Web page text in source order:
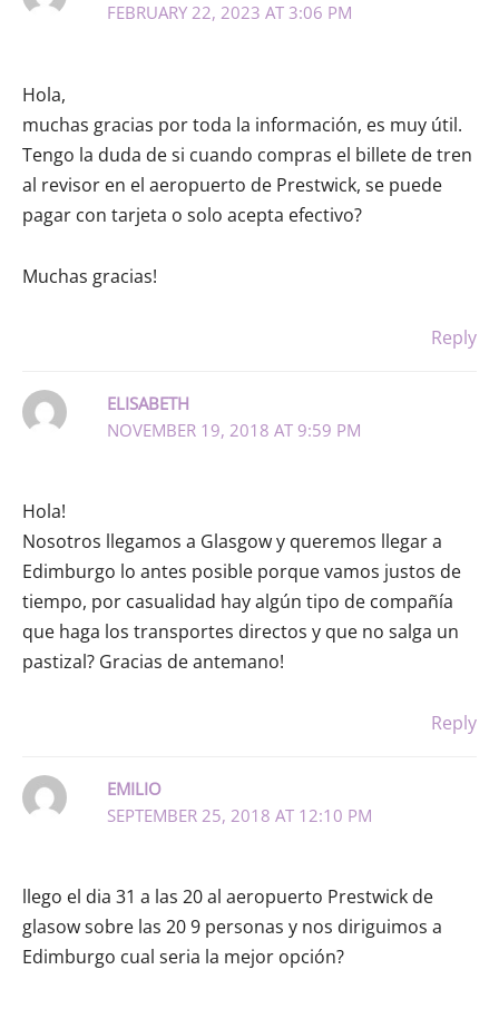
FEBRUARY 22, 2023 AT 3:06 PM
Hola,
muchas gracias por toda la información, es muy útil.
Tengo la duda de si cuando compras el billete de tren
al revisor en el aeropuerto de Prestwick, se puede
pagar con tarjeta o solo acepta efectivo?
Muchas gracias!
Reply
ELISABETH
NOVEMBER 19, 2018 AT 9:59 PM
Hola!
Nosotros llegamos a Glasgow y queremos llegar a
Edimburgo lo antes posible porque vamos justos de
tiempo, por casualidad hay algún tipo de compañía
que haga los transportes directos y que no salga un
pastizal? Gracias de antemano!
Reply
EMILIO
SEPTEMBER 25, 2018 AT 12:10 PM
llego el dia 31 a las 20 al aeropuerto Prestwick de
glasow sobre las 20 9 personas y nos diriguimos a
Edimburgo cual seria la mejor opción?